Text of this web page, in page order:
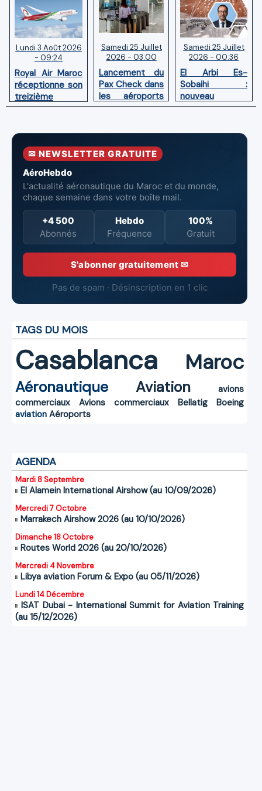
Lundi 3 Août 2026
- 09:24
Royal Air Maroc
réceptionne son
treizième
Boeing 787
Samedi 25 Juillet
2026 - 03:00
Lancement du
Pax Check dans
les aéroports
du Maroc
Samedi 25 Juillet
2026 - 00:36
El Arbi Es-
Sobaihi :
nouveau
directeur à la
l’Aéroport
Mohammed V
✉ NEWSLETTER GRATUITE
AéroHebdo
L'actualité aéronautique du Maroc et du monde,
chaque semaine dans votre boîte mail.
+4 500
Abonnés
Hebdo
Fréquence
100%
Gratuit
S'abonner gratuitement ✉
Pas de spam · Désinscription en 1 clic
TAGS DU MOIS
Casablanca Maroc
Aéronautique Aviation
avions
commerciaux
Avions commerciaux Bellatig
Boeing
aviation Aéroports
AGENDA
Mardi 8 Septembre
El Alamein International Airshow (au 10/09/2026)
Mercredi 7 Octobre
Marrakech Airshow 2026 (au 10/10/2026)
Dimanche 18 Octobre
Routes World 2026 (au 20/10/2026)
Mercredi 4 Novembre
Libya aviation Forum & Expo (au 05/11/2026)
Lundi 14 Décembre
ISAT Dubai - International Summit for Aviation Training
(au 15/12/2026)